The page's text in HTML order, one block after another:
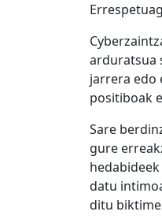
arduratsua
jarrera edo
positiboak
Sare
gure
datu
ditu